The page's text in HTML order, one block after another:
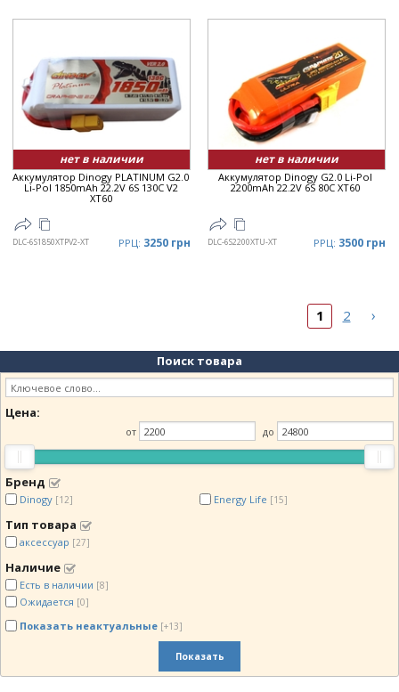
нет в наличии
Аккумулятор Dinogy PLATINUM G2.0
Li-Pol 1850mAh 22.2V 6S 130C V2
XT60
DLC-6S1850XTPV2-XT РРЦ: 3250 грн
нет в наличии
Аккумулятор Dinogy G2.0 Li-Pol
2200mAh 22.2V 6S 80C XT60
DLC-6S2200XTU-XT РРЦ: 3500 грн
1 2 ›
Поиск товара
Цена:
от до
Бренд
Dinogy [12] Energy Life [15]
Тип товара
аксессуар [27]
Наличие
Есть в наличии [8]
Ожидается [0]
Показать неактуальные [+13]
Показать